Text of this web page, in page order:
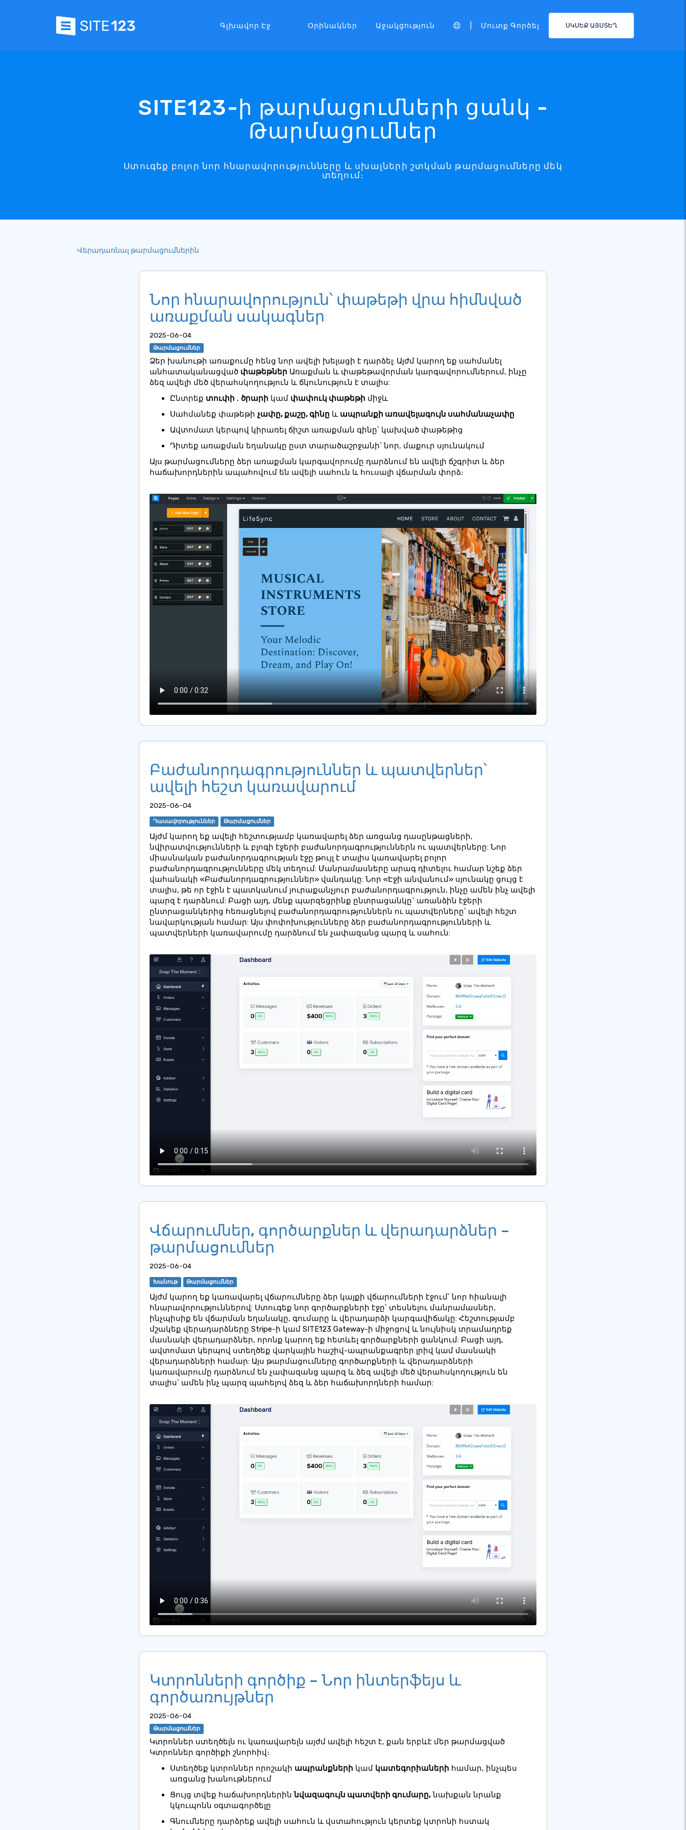
Գլխավոր Էջ Օրինակներ Աջակցություն Մուտք Գործել ՍԿՍԵՔ ԱՅՍՏԵՂ
SITE123-ի թարմացումների ցանկ -
Թարմացումներ
Ստուգեք բոլոր նոր հնարավորությունները և սխալների շտկման թարմացումները մեկ
տեղում։
Վերադառնալ թարմացումներին
Նոր հնարավորություն՝ փաթեթի վրա հիմնված
առաքման սակագներ
2025-06-04
Թարմացումներ
Ձեր խանութի առաքումը հենց նոր ավելի խելացի է դարձել: Այժմ կարող եք սահմանել
անհատականացված փաթեթներ Առաքման և փաթեթավորման կարգավորումներում, ինչը
ձեզ ավելի մեծ վերահսկողություն և ճկունություն է տալիս:
Ընտրեք տուփի , ծրարի կամ փափուկ փաթեթի միջև
Սահմանեք փաթեթի չափը, քաշը, գինը և ապրանքի առավելագույն սահմանաչափը
Ավտոմատ կերպով կիրառել ճիշտ առաքման գինը՝ կախված փաթեթից
Դիտեք առաքման եղանակը ըստ տարածաշրջանի՝ նոր, մաքուր սյունակում
Այս թարմացումները ձեր առաքման կարգավորումը դարձնում են ավելի ճշգրիտ և ձեր
հաճախորդներին ապահովում են ավելի սահուն և հուսալի վճարման փորձ։
Բաժանորդագրություններ և պատվերներ՝
ավելի հեշտ կառավարում
2025-06-04
Դասավորություններ Թարմացումներ
Այժմ կարող եք ավելի հեշտությամբ կառավարել ձեր առցանց դասընթացների,
նվիրատվությունների և բլոգի էջերի բաժանորդագրություններն ու պատվերները: Նոր
միասնական բաժանորդագրության էջը թույլ է տալիս կառավարել բոլոր
բաժանորդագրությունները մեկ տեղում: Մանրամասները արագ դիտելու համար նշեք ձեր
վահանակի «Բաժանորդագրություններ» վանդակը: Նոր «Էջի անվանում» սյունակը ցույց է
տալիս, թե որ էջին է պատկանում յուրաքանչյուր բաժանորդագրություն, ինչը ամեն ինչ ավելի
պարզ է դարձնում: Բացի այդ, մենք պարզեցրինք ընտրացանկը` առանձին էջերի
ընտրացանկերից հեռացնելով բաժանորդագրություններն ու պատվերները՝ ավելի հեշտ
նավարկության համար: Այս փոփոխությունները ձեր բաժանորդագրությունների և
պատվերների կառավարումը դարձնում են չափազանց պարզ և սահուն:
Վճարումներ, գործարքներ և վերադարձներ –
թարմացումներ
2025-06-04
Խանութ Թարմացումներ
Այժմ կարող եք կառավարել վճարումները ձեր կայքի վճարումների էջում՝ նոր հիանալի
հնարավորություններով: Ստուգեք նոր գործարքների էջը՝ տեսնելու մանրամասներ,
ինչպիսիք են վճարման եղանակը, գումարը և վերադարձի կարգավիճակը: Հեշտությամբ
մշակեք վերադարձները Stripe-ի կամ SITE123 Gateway-ի միջոցով և նույնիսկ տրամադրեք
մասնակի վերադարձներ, որոնք կարող եք հետևել գործարքների ցանկում: Բացի այդ,
ավտոմատ կերպով ստեղծեք վարկային հաշիվ-ապրանքագրեր լրիվ կամ մասնակի
վերադարձների համար: Այս թարմացումները գործարքների և վերադարձների
կառավարումը դարձնում են չափազանց պարզ և ձեզ ավելի մեծ վերահսկողություն են
տալիս՝ ամեն ինչ պարզ պահելով ձեզ և ձեր հաճախորդների համար:
Կտրոնների գործիք – Նոր ինտերֆեյս և
գործառույթներ
2025-06-04
Թարմացումներ
Կտրոններ ստեղծելն ու կառավարելն այժմ ավելի հեշտ է, քան երբևէ մեր թարմացված
Կտրոններ գործիքի շնորհիվ։
Ստեղծեք կտրոններ որոշակի ապրանքների կամ կատեգորիաների համար, ինչպես
առցանց խանութներում
Ցույց տվեք հաճախորդներիննվազագույն պատվերի գումարը,նախքան նրանք
կկուպոնն օգտագործելը
Գնումները դարձրեք ավելի սահուն և վստահություն կերտեք կտրոնի հստակ